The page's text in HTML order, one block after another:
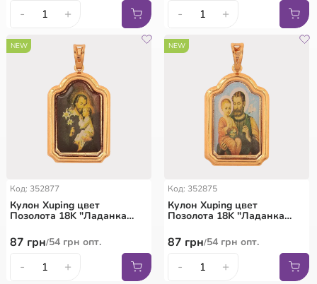
- + - +
NEW
Код: 352877
Кулон Xuping цвет
Позолота 18K "Ладанка
Иисусом" для цепочки до
7мм
87 грн/54 грн опт.
- +
NEW
Код: 352875
Кулон Xuping цвет
Позолота 18K "Ладанка
Иисусом" для цепочки до
7мм
87 грн/54 грн опт.
- +